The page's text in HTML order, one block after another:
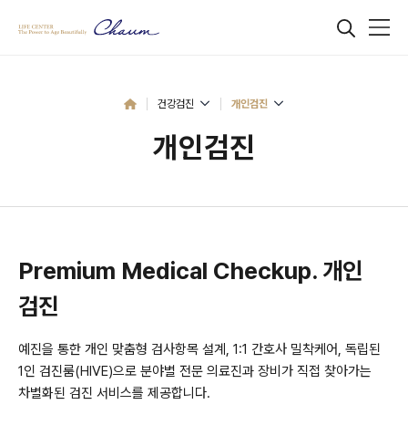
건강검진 개인검진
개인검진
Premium Medical Checkup. 개인
검진
예진을 통한 개인 맞춤형 검사항목 설계, 1:1 간호사 밀착케어, 독립된
1인 검진룸(HIVE)으로 분야별 전문 의료진과 장비가 직접 찾아가는
차별화된 검진 서비스를 제공합니다.